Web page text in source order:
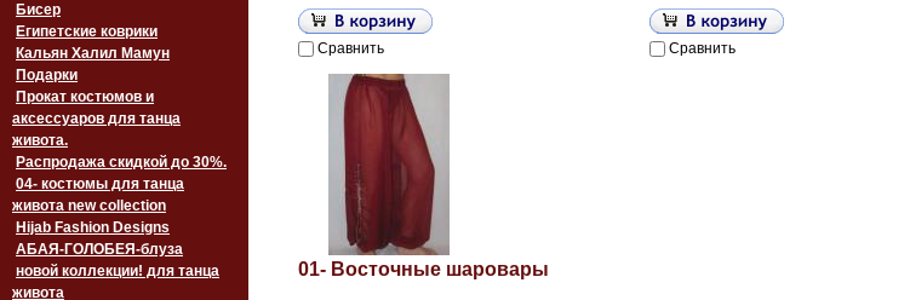
Бисер
Египетские коврики
Кальян Халил Мамун
Подарки
Прокат костюмов и
аксессуаров для танца
живота.
Распродажа скидкой до 30%.
04- костюмы для танца
живота new collection
Hijab Fashion Designs
АБАЯ-ГОЛОБЕЯ-блуза
новой коллекции! для танца
живота
Сравнить Сравнить
01- Восточные шаровары